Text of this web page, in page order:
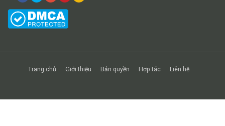
Trang chủ Giới thiệu Bản quyền Hợp tác Liên hệ